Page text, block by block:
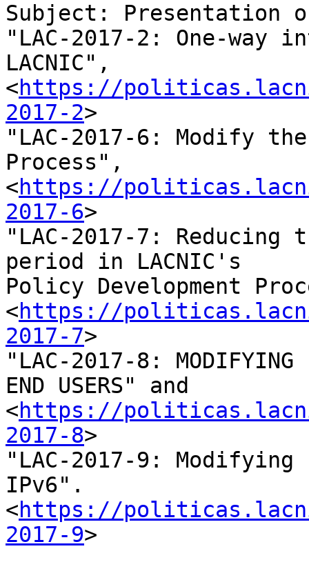
Subject: Presentation
"LAC-2017-2: One-
LACNIC",
<https://
2017-2>
"LAC-2017-6: Modify
Process",
<https://
2017-6>
"LAC-2017-7:
period in LACNIC's
Policy Development
<https://
2017-7>
"LAC-2017-8:
END USERS" and
<https://
2017-8>
"LAC-2017-9:
IPv6".
<https://
2017-9>